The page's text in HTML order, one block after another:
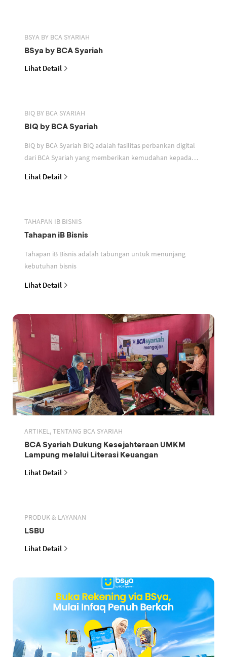
BSYA BY BCA SYARIAH
BSya by BCA Syariah
Lihat Detail
BIQ BY BCA SYARIAH
BIQ by BCA Syariah
BIQ by BCA Syariah BIQ adalah fasilitas perbankan digital
dari BCA Syariah yang memberikan kemudahan kepada
Lihat Detail
TAHAPAN IB BISNIS
Tahapan iB Bisnis
Tahapan iB Bisnis adalah tabungan untuk menunjang
kebutuhan bisnis
Lihat Detail
ARTIKEL, TENTANG BCA SYARIAH
BCA Syariah Dukung Kesejahteraan UMKM
Lampung melalui Literasi Keuangan
Lihat Detail
PRODUK & LAYANAN
LSBU
Lihat Detail